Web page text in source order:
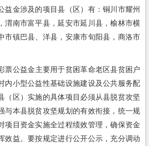
益金涉及的项目县（区）有：铜川市耀州
渭南市富平县，延安市延川县，榆林市横
市镇巴县、洋县，安康市旬阳县，商洛市
票公益金主要用于贫困革命老区县贫困户
内小型公益性基础设施建设及公共服务配
（区）实施的具体项目必须从县脱贫攻坚
与本县脱贫攻坚规划的有效衔接，统一规
项目资金实施全过程绩效管理，确保资金
效益。要按规定进行公开公示，充分调动